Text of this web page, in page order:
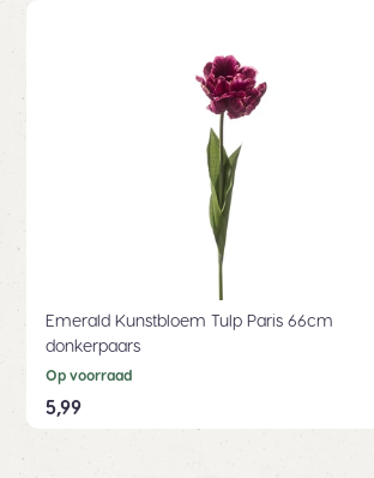
Emerald Kunstbloem Tulp Paris 66cm
donkerpaars
Op voorraad
5,99